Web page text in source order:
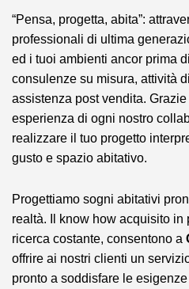
“Pensa, progetta, abita”:
professionali di ultima
ed i tuoi ambienti ancor prima
consulenze su misura, attività
assistenza post vendita.
esperienza di ogni nostro
realizzare il tuo progetto
gusto e spazio abitativo.
Progettiamo sogni abitativi
realtà. Il know how acquisito
ricerca costante, consentono a
offrire ai nostri clienti un
pronto a soddisfare le